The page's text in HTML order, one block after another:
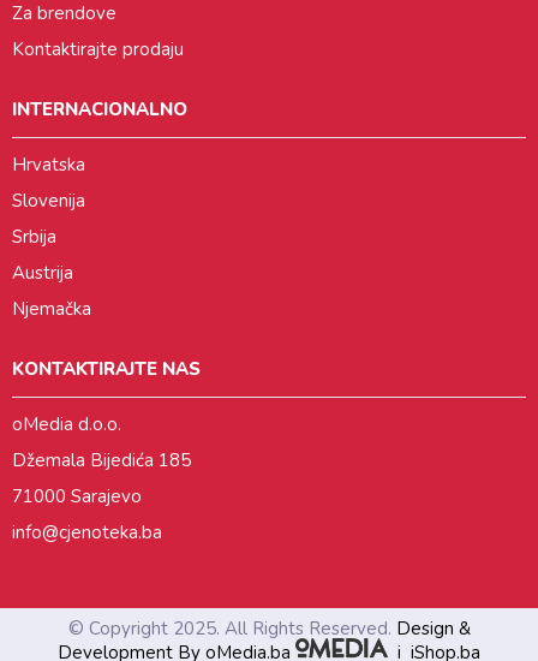
Za brendove
Kontaktirajte prodaju
INTERNACIONALNO
Hrvatska
Slovenija
Srbija
Austrija
Njemačka
KONTAKTIRAJTE NAS
oMedia d.o.o.
Džemala Bijedića 185
71000 Sarajevo
info@cjenoteka.ba
© Copyright 2025. All Rights Reserved. Design &
Development By oMedia.ba
i iShop.ba